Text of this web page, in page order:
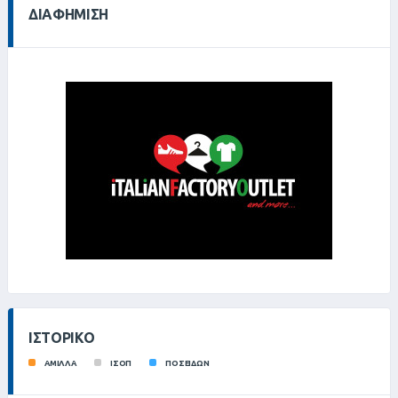
ΔΙΑΦΉΜΙΣΗ
ΙΣΤΟΡΙΚΌ
ΑΜΙΛΛΑ ΙΣΟΠ ΠΟΣΕΙΔΩΝ